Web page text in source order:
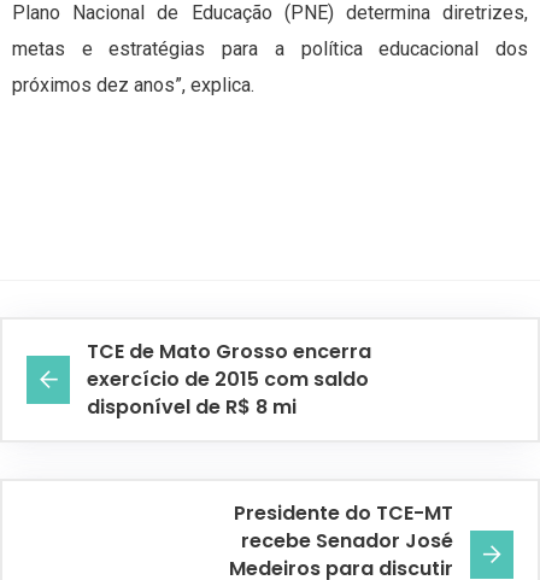
Plano Nacional de Educação (PNE) determina diretrizes,
metas e estratégias para a política educacional dos
próximos dez anos”, explica.
TCE de Mato Grosso encerra
exercício de 2015 com saldo
disponível de R$ 8 mi
Presidente do TCE-MT
recebe Senador José
Medeiros para discutir